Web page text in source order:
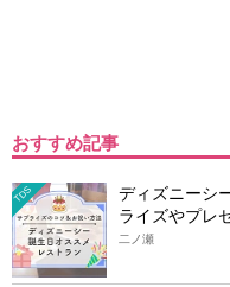
おすすめ記事
TDS
ディズニーシ
ライズやプレ
二ノ瀬